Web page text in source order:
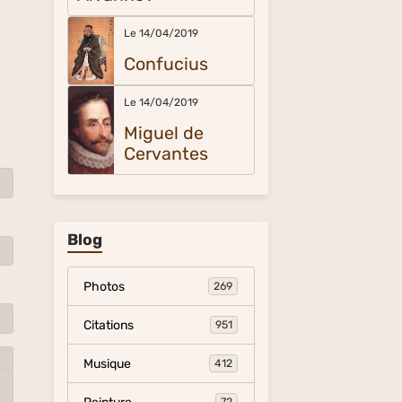
Le 14/04/2019
Confucius
Le 14/04/2019
Miguel de
Cervantes
Blog
Photos 269
Citations 951
Musique 412